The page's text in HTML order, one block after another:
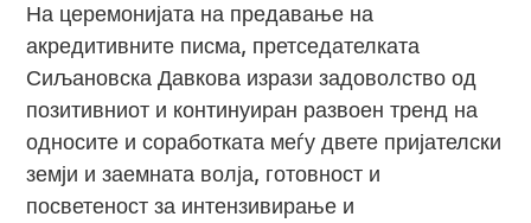
На церемонијата на предавање на
акредитивните писма, претседателката
Сиљановска Давкова изрази задоволство од
позитивниот и континуиран развоен тренд на
односите и соработката меѓу двете пријателски
земји и заемната волја, готовност и
посветеност за интензивирање и